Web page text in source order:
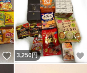
いいね！
3,250円